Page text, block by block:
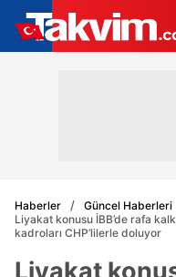
Haberler
Güncel Haberleri
Liyakat konusu İBB’de rafa
kadroları CHP’lilerle doluyor